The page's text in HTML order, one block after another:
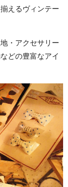
えるヴィンテー
・アクセサリー
どの豊富なアイ